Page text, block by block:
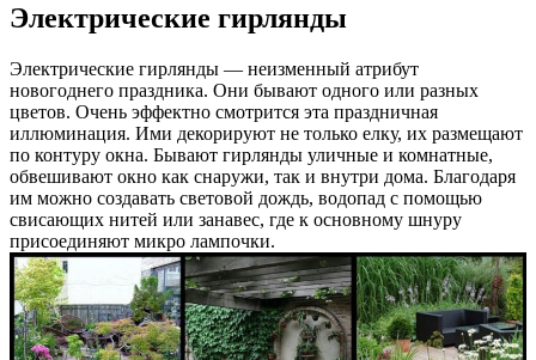
Электрические гирлянды
Электрические гирлянды — неизменный атрибут
новогоднего праздника. Они бывают одного или разных
цветов. Очень эффектно смотрится эта праздничная
иллюминация. Ими декорируют не только елку, их размещают
по контуру окна. Бывают гирлянды уличные и комнатные,
обвешивают окно как снаружи, так и внутри дома. Благодаря
им можно создавать световой дождь, водопад с помощью
свисающих нитей или занавес, где к основному шнуру
присоединяют микро лампочки.